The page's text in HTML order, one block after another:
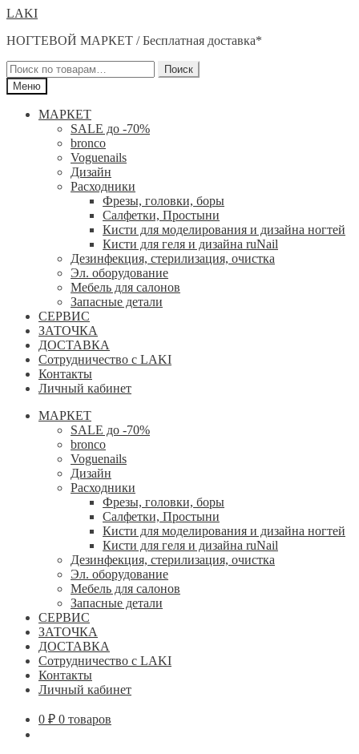
Перейти
навигации
Перейти
содержимому
LAKI
НОГТЕВОЙ МАРКЕТ / Бесплатная доставка*
Искать:
Поиск
Меню
МАРКЕТ
SALE до -70%
bronco
Voguenails
Дизайн
Расходники
Фрезы, головки, боры
Салфетки, Простыни
Кисти для моделирования и дизайна ногтей
Кисти для геля и дизайна ruNail
Дезинфекция, стерилизация, очистка
Эл. оборудование
Мебель для салонов
Запасные детали
СЕРВИС
ЗАТОЧКА
ДОСТАВКА
Сотрудничество с LAKI
Контакты
Личный кабинет
МАРКЕТ
SALE до -70%
bronco
Voguenails
Дизайн
Расходники
Фрезы, головки, боры
Салфетки, Простыни
Кисти для моделирования и дизайна ногтей
Кисти для геля и дизайна ruNail
Дезинфекция, стерилизация, очистка
Эл. оборудование
Мебель для салонов
Запасные детали
СЕРВИС
ЗАТОЧКА
ДОСТАВКА
Сотрудничество с LAKI
Контакты
Личный кабинет
0 ₽ 0 товаров